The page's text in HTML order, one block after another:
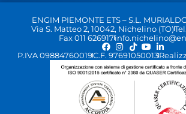
ENGIM PIEMONTE ETS – S.L.
Via S. Matteo 2, 10042, Nichelino (TO)
Fax 011 626917
P.IVA 09884760019C.F. 97691050013